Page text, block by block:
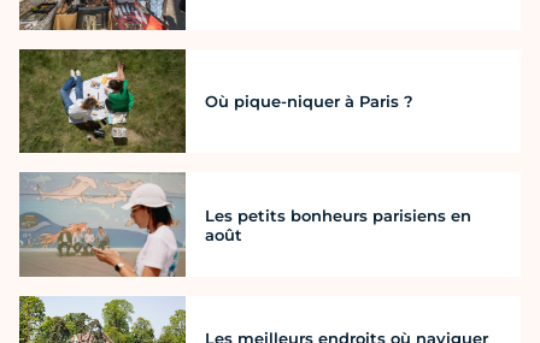
Où pique-niquer à Paris ?
Les petits bonheurs parisiens en
août
Les meilleurs endroits où naviguer